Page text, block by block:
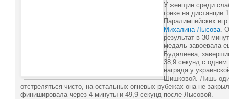
У женщин среди
гонке на дистанции
Паралимпийских
Михалина Лысова .
результат в 30
медаль завоевала
Будалеева,
38,9 секунд с
награда у
Шишковой. Лишь
отстреляться чисто, на остальных огневых рубежах она не
финишировала через 4 минуты и 49,9 секунд после Лысовой.